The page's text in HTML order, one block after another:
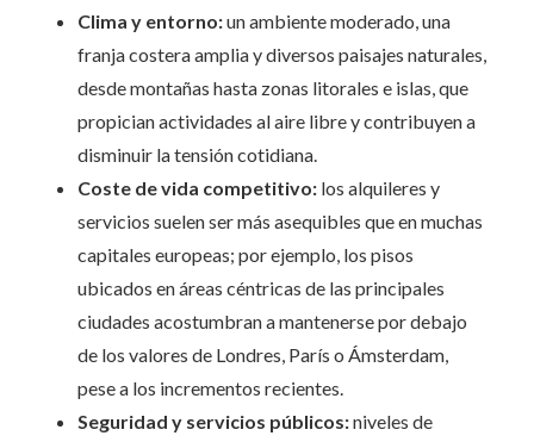
Clima y entorno:un ambiente moderado, una
franja costera amplia y diversos paisajes naturales,
desde montañas hasta zonas litorales e islas, que
propician actividades al aire libre y contribuyen a
disminuir la tensión cotidiana.
Coste de vida competitivo: los alquileres y
servicios suelen ser más asequibles que en muchas
capitales europeas; por ejemplo, los pisos
ubicados en áreas céntricas de las principales
ciudades acostumbran a mantenerse por debajo
de los valores de Londres, París o Ámsterdam,
pese a los incrementos recientes.
Seguridad y servicios públicos:niveles de